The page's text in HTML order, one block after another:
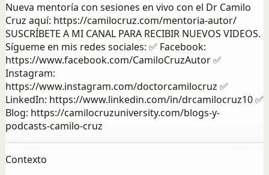
Nueva mentoría con sesiones en vivo con el Dr Camilo
Cruz aquí: https://camilocruz.com/mentoria-autor/
SUSCRÍBETE A MI CANAL PARA RECIBIR NUEVOS VIDEOS.
Sígueme en mis redes sociales: ✅ Facebook:
https://www.facebook.com/CamiloCruzAutor ✅
Instagram:
https://www.instagram.com/doctorcamilocruz ✅
LinkedIn: https://www.linkedin.com/in/drcamilocruz10 ✅
Blog: https://camilocruzuniversity.com/blogs-y-
podcasts-camilo-cruz
Contexto